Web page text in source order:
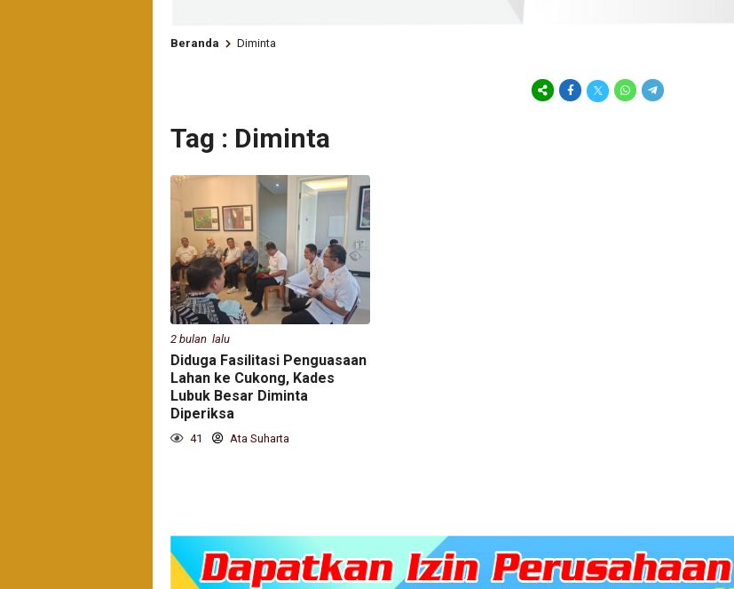
Beranda Diminta
Tag : Diminta
2 bulan lalu
Diduga Fasilitasi Penguasaan
Lahan ke Cukong, Kades
Lubuk Besar Diminta
Diperiksa
41 Ata Suharta